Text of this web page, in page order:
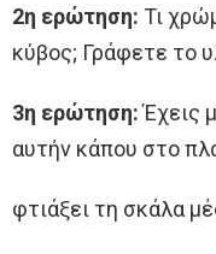
2η ερώτηση: Τι
κύβος; Γράφετε το
3η ερώτηση:Έχεις
αυτήν κάπου στο
φτιάξει τη σκάλα